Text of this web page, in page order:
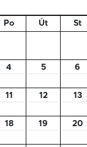
Po Út St
4 5 6
11 12 13
18 19 20